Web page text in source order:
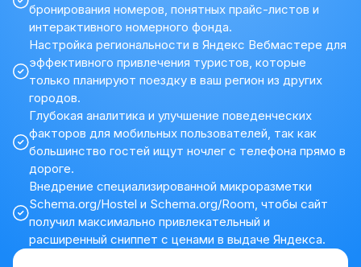
бронирования номеров, понятных прайс-листов и
интерактивного номерного фонда.
Настройка региональности в Яндекс Вебмастере для
эффективного привлечения туристов, которые
только планируют поездку в ваш регион из других
городов.
Глубокая аналитика и улучшение поведенческих
факторов для мобильных пользователей, так как
большинство гостей ищут ночлег с телефона прямо в
дороге.
Внедрение специализированной микроразметки
Schema.org/Hostel и Schema.org/Room, чтобы сайт
получил максимально привлекательный и
расширенный сниппет с ценами в выдаче Яндекса.